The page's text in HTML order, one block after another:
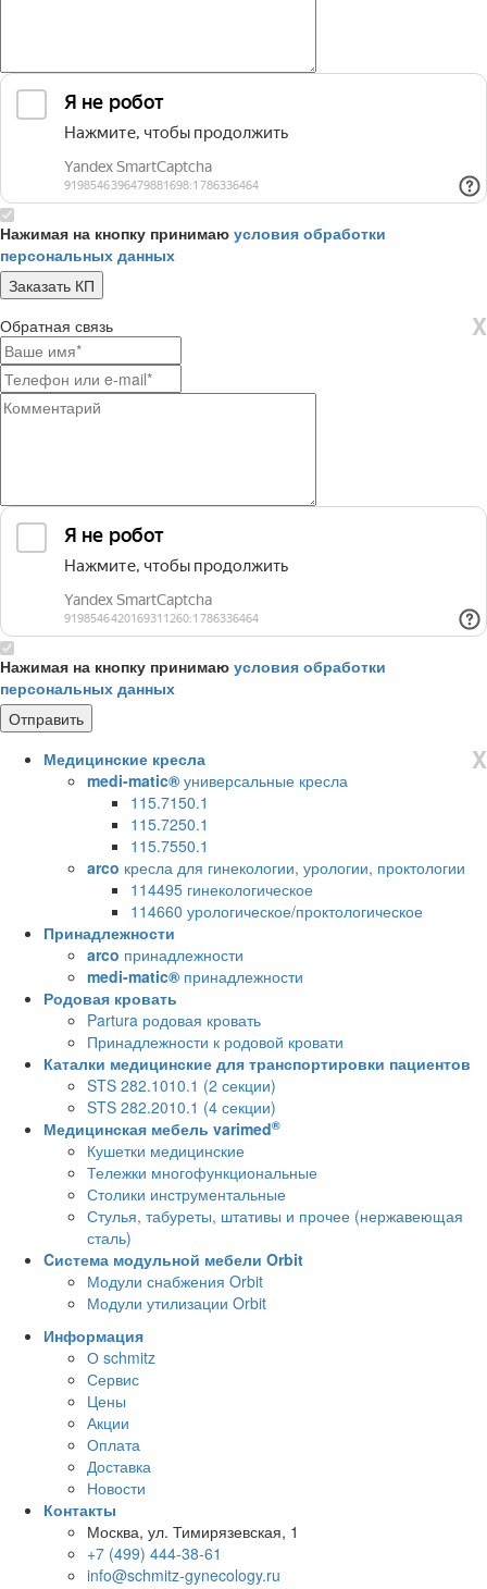
Нажимая на кнопку принимаю условия обработки
персональных данных
X
Обратная связь
Нажимая на кнопку принимаю условия обработки
персональных данных
X
Медицинские кресла
medi-matic® универсальные кресла
115.7150.1
115.7250.1
115.7550.1
arco кресла для гинекологии, урологии, проктологии
114495 гинекологическое
114660 урологическое/проктологическое
Принадлежности
arco принадлежности
medi-matic® принадлежности
Родовая кровать
Partura родовая кровать
Принадлежности к родовой кровати
Каталки медицинские для транспортировки пациентов
STS 282.1010.1 (2 секции)
STS 282.2010.1 (4 секции)
Медицинская мебель varimed®
Кушетки медицинские
Тележки многофункциональные
Столики инструментальные
Стулья, табуреты, штативы и прочее (нержавеющая
сталь)
Cистема модульной мебели Orbit
Модули снабжения Orbit
Модули утилизации Orbit
Информация
О schmitz
Сервис
Цены
Акции
Оплата
Доставка
Новости
Контакты
Москва, ул. Тимирязевская, 1
+7 (499) 444-38-61
info@schmitz-gynecology.ru